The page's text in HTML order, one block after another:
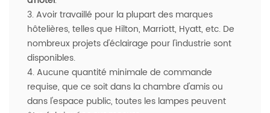
3. Avoir travaillé pour la plupart des marques
hôtelières, telles que Hilton, Marriott, Hyatt, etc. De
nombreux projets d'éclairage pour l'industrie sont
disponibles.
4. Aucune quantité minimale de commande
requise, que ce soit dans la chambre d'amis ou
dans l'espace public, toutes les lampes peuvent